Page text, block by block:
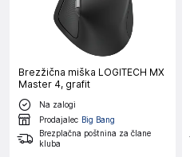
Brezžična miška LOGITECH MX
Master 4, grafit
Na zalogi
Prodajalec Big Bang
Brezplačna poštnina za člane
kluba